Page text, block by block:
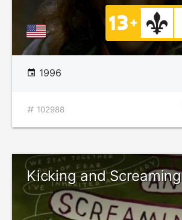
1996
102988
Kicking and Screaming